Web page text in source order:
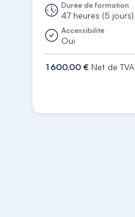
Durée de formation
47 heures (5 jours)
Accessibilité
Oui
1 600,00 € Net de TVA